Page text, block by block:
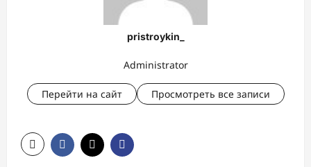
pristroykin_
Administrator
Перейти на сайт Просмотреть все записи